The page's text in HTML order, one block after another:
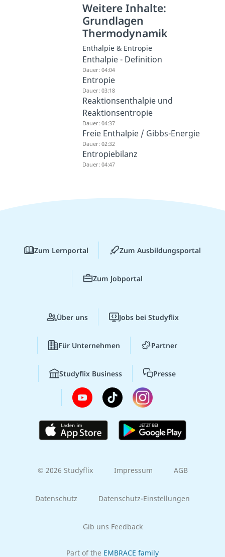
Weitere Inhalte:
Grundlagen
Thermodynamik
Enthalpie & Entropie
Enthalpie - Definition
Dauer: 04:04
Entropie
Dauer: 03:18
Reaktionsenthalpie und
Reaktionsentropie
Dauer: 04:37
Freie Enthalpie / Gibbs-Energie
Dauer: 02:32
Entropiebilanz
Dauer: 04:47
Zum Lernportal Zum Ausbildungsportal
Zum Jobportal
Über uns Jobs bei Studyflix
Für Unternehmen Partner
Studyflix Business Presse
© 2026 Studyflix Impressum AGB
Datenschutz Datenschutz-Einstellungen
Gib uns Feedback
Part of the EMBRACE family